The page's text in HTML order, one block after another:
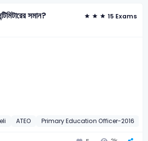
সমান? 15 Exams
ATEO Primary Education Officer-2016